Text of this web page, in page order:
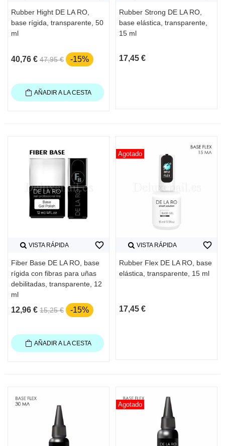
Rubber Hight DE LA RO,
base rígida, transparente, 50
ml
40,76 € 47,95 € -15%
AÑADIR A LA CESTA
Rubber Strong DE LA RO,
base elástica, transparente,
15 ml
17,45 €
VISTA RÁPIDA
Fiber Base DE LA RO, base
rígida con fibras para uñas
debilitadas, transparente, 12
ml
12,96 € 15,25 € -15%
favorite_border
AÑADIR A LA CESTA
Agotado
VISTA RÁPIDA
Rubber Flex DE LA RO, base
elástica, transparente, 15 ml
17,45 €
favorite_border
Agotado